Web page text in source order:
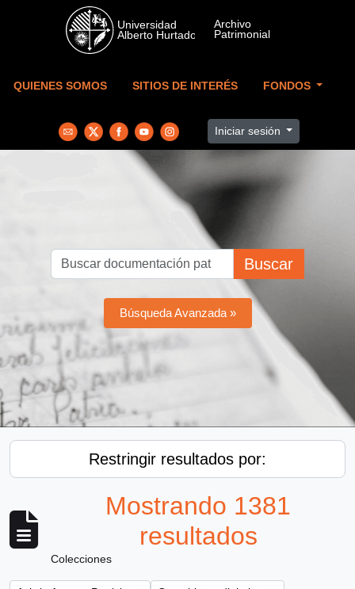
Skip to main content
QUIENES SOMOS SITIOS DE INTERÉS FONDOS
Iniciar sesión
Buscar
Búsqueda Avanzada »
Restringir resultados por:
Mostrando 1381
resultados
Colecciones